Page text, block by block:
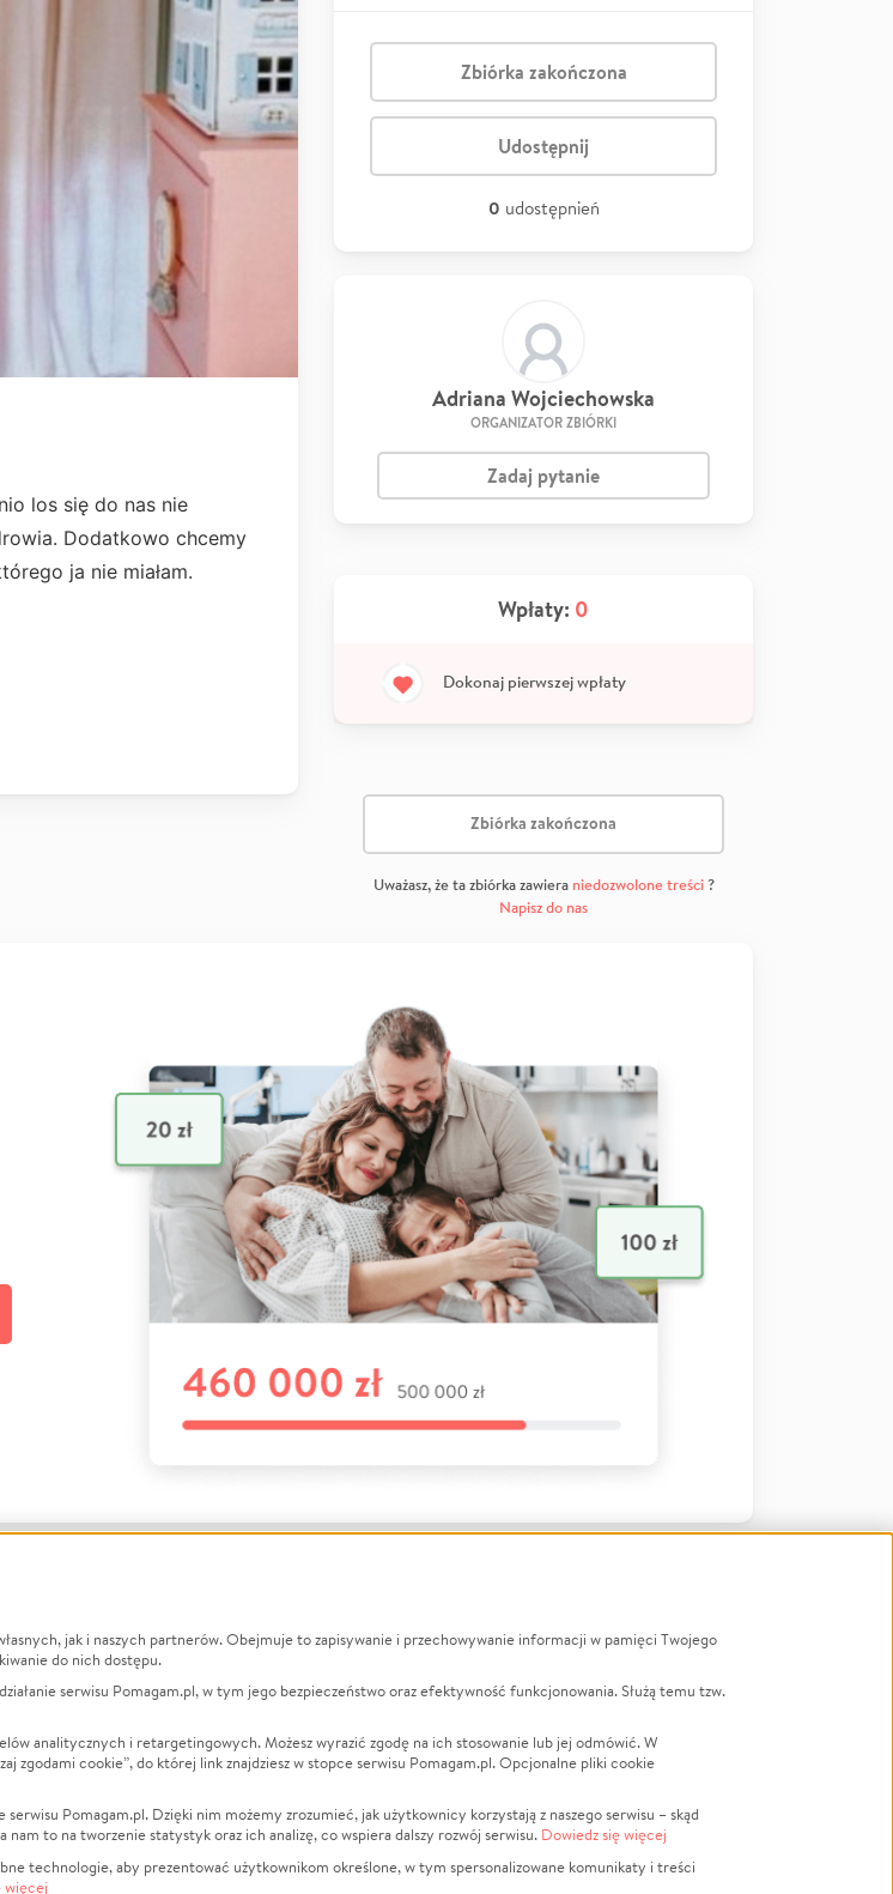
los się do nas nie
Dodatkowo chcemy
ja nie miałam.
Zbiórka zakończona
Udostępnij
0 udostępnień
Adriana Wojciechowska
ORGANIZATOR ZBIÓRKI
Zadaj pytanie
Wpłaty: 0
Dokonaj pierwszej wpłaty
Zbiórka zakończona
Uważasz, że ta zbiórka zawiera niedozwolone treści?
Napisz do nas
O nas
Opinie
Raporty
Za darmo
Dla NGO
Fundacja Pomagam.pl
Zbieraj na
Leczenie
Zwierzęta
Pożar
Sport
Pomoc Finansowa
LGBTQ+
Powódź
Wichura
Religia
Edukacja
jak i naszych partnerów. Obejmuje to zapisywanie i przechowywanie informacji w pamięci Twojego
do nich dostępu.
serwisu Pomagam.pl, w tym jego bezpieczeństwo oraz efektywność funkcjonowania. Służą temu tzw.
analitycznych i retargetingowych. Możesz wyrazić zgodę na ich stosowanie lub jej odmówić. W
zgodami cookie”, do której link znajdziesz w stopce serwisu Pomagam.pl. Opcjonalne pliki cookie
Pomagam.pl. Dzięki nim możemy zrozumieć, jak użytkownicy korzystają z naszego serwisu – skąd
nam to na tworzenie statystyk oraz ich analizę, co wspiera dalszy rozwój serwisu. Dowiedz się więcej
technologie, aby prezentować użytkownikom określone, w tym spersonalizowane komunikaty i treści
więcej